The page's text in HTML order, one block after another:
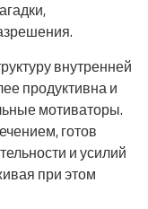
внутренней
продуктивна и
мотиваторы.
готов
и усилий
при этом